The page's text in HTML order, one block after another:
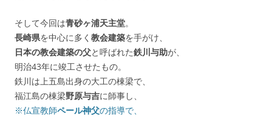
そして今回は青砂ヶ浦天主堂。
長崎県を中心に多く 教会建築を手がけ、
日本の教会建築の父と呼ばれた鉄川与助が、
明治43年に竣工させたもの。
鉄川は上五島出身の大工の棟梁で、
福江島の棟梁野原与吉に師事し、
※仏宣教師ペール神父の指導で、